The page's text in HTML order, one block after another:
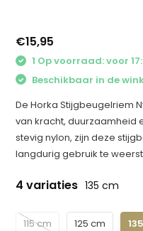
€15,95
1 Op voorraad: voor
Beschikbaar in de
De Horka Stijgbeugelriem
van kracht, duurzaamheid
stevig nylon, zijn deze
langdurig gebruik te
4 variaties 135 cm
115 cm 125 cm